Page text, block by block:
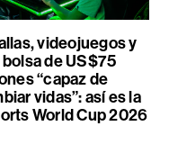
videojuegos y
de US$75
“capaz de
vidas”: así es la
World Cup 2026